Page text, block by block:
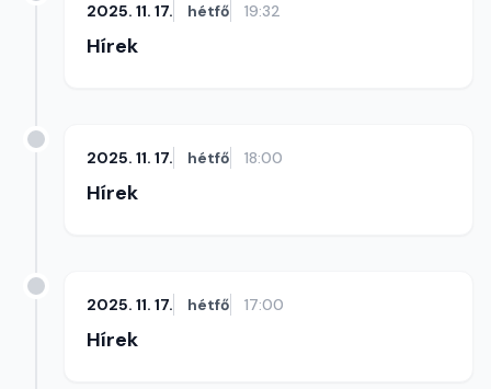
2025. 11. 17. hétfő 19:32
Hírek
2025. 11. 17. hétfő 18:00
Hírek
2025. 11. 17. hétfő 17:00
Hírek